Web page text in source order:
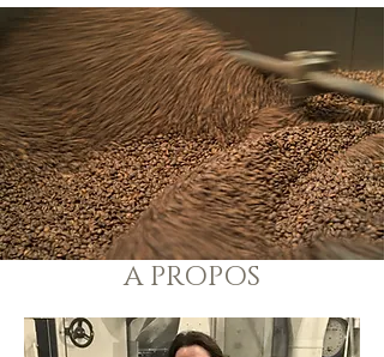
A PROPOS